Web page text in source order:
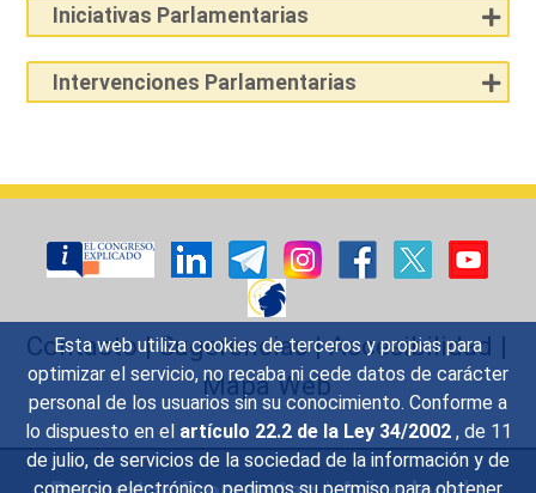
Esta web utiliza cookies de terceros y propias para
optimizar el servicio, no recaba ni cede datos de carácter
personal de los usuarios sin su conocimiento. Conforme a
lo dispuesto en el artículo 22.2 de la Ley 34/2002 , de 11
de julio, de servicios de la sociedad de la información y de
Iniciativas Parlamentarias
Intervenciones Parlamentarias
Contacto|Sugerencias|Accesibilidad |
Mapa Web